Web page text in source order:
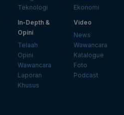
Teknologi
Ekonomi
In-Depth &
Opini
Telaah
Opini
Wawancara
Laporan
Khusus
Video
News
Wawancara
Katalogue
Foto
Podcast